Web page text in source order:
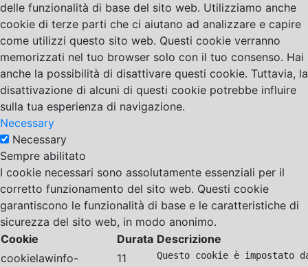
delle funzionalità di base del sito web. Utilizziamo anche
cookie di terze parti che ci aiutano ad analizzare e capire
come utilizzi questo sito web. Questi cookie verranno
memorizzati nel tuo browser solo con il tuo consenso. Hai
anche la possibilità di disattivare questi cookie. Tuttavia, la
disattivazione di alcuni di questi cookie potrebbe influire
sulla tua esperienza di navigazione.
Necessary
Necessary
Sempre abilitato
I cookie necessari sono assolutamente essenziali per il
corretto funzionamento del sito web. Questi cookie
garantiscono le funzionalità di base e le caratteristiche di
sicurezza del sito web, in modo anonimo.
Cookie
Durata Descrizione
cookielawinfo-
11
Questo cookie è